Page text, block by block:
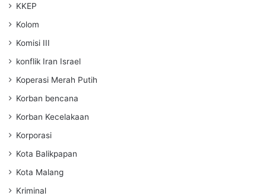
KKEP
Kolom
Komisi III
konflik Iran Israel
Koperasi Merah Putih
Korban bencana
Korban Kecelakaan
Korporasi
Kota Balikpapan
Kota Malang
Kriminal